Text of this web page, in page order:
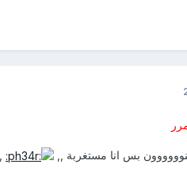
بس انا مستغربة ,,